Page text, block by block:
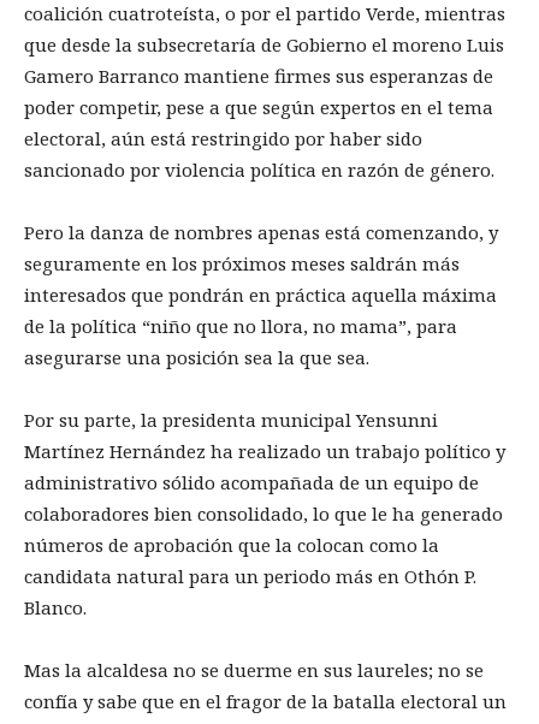
coalición cuatroteísta, o por el partido Verde, mientras
que desde la subsecretaría de Gobierno el moreno Luis
Gamero Barranco mantiene firmes sus esperanzas de
poder competir, pese a que según expertos en el tema
electoral, aún está restringido por haber sido
sancionado por violencia política en razón de género.
Pero la danza de nombres apenas está comenzando, y
seguramente en los próximos meses saldrán más
interesados que pondrán en práctica aquella máxima
de la política “niño que no llora, no mama”, para
asegurarse una posición sea la que sea.
Por su parte, la presidenta municipal Yensunni
Martínez Hernández ha realizado un trabajo político y
administrativo sólido acompañada de un equipo de
colaboradores bien consolidado, lo que le ha generado
números de aprobación que la colocan como la
candidata natural para un periodo más en Othón P.
Blanco.
Mas la alcaldesa no se duerme en sus laureles; no se
confía y sabe que en el fragor de la batalla electoral un